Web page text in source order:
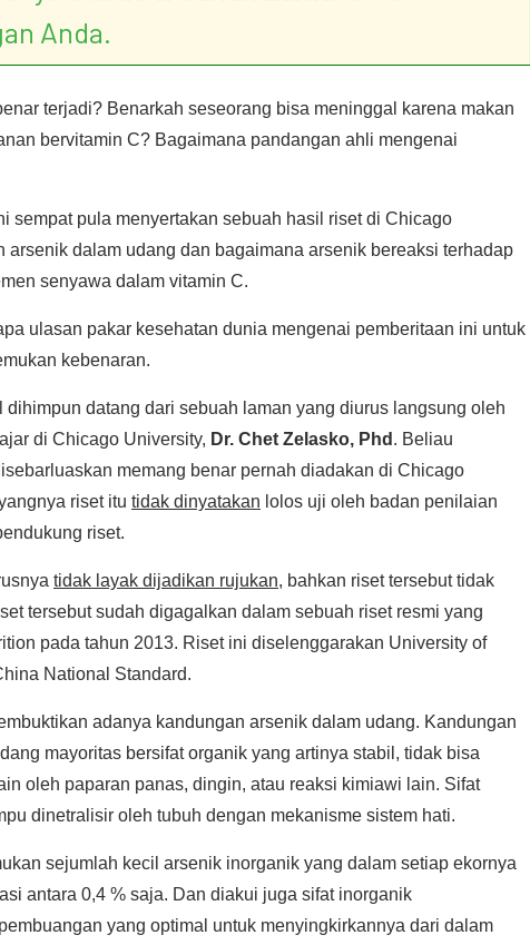
Anda.
terjadi? Benarkah seseorang bisa meninggal karena makan
bervitamin C? Bagaimana pandangan ahli mengenai
sempat pula menyertakan sebuah hasil riset di Chicago
arsenik dalam udang dan bagaimana arsenik bereaksi terhadap
senyawa dalam vitamin C.
ulasan pakar kesehatan dunia mengenai pemberitaan ini untuk
kebenaran.
datang dari sebuah laman yang diurus langsung oleh
di Chicago University, Dr. Chet Zelasko, Phd . Beliau
memang benar pernah diadakan di Chicago
riset itu tidak dinyatakan lolos uji oleh badan penilaian
riset.
tidak layak dijadikan rujukan, bahkan riset tersebut tidak
tersebut sudah digagalkan dalam sebuah riset resmi yang
pada tahun 2013. Riset ini diselenggarakan University of
National Standard.
adanya kandungan arsenik dalam udang. Kandungan
mayoritas bersifat organik yang artinya stabil, tidak bisa
oleh paparan panas, dingin, atau reaksi kimiawi lain. Sifat
dinetralisir oleh tubuh dengan mekanisme sistem hati.
sejumlah kecil arsenik inorganik yang dalam setiap ekornya
antara 0,4 % saja. Dan diakui juga sifat inorganik
yang optimal untuk menyingkirkannya dari dalam